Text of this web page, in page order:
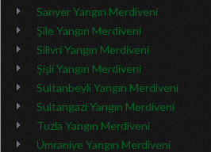
Sarıyer Yangın Merdiveni
Şile Yangın Merdiveni
Silivri Yangın Merdiveni
Şişli Yangın Merdiveni
Sultanbeyli Yangın Merdiveni
Sultangazi Yangın Merdiveni
Tuzla Yangın Merdiveni
Ümraniye Yangın Merdiveni